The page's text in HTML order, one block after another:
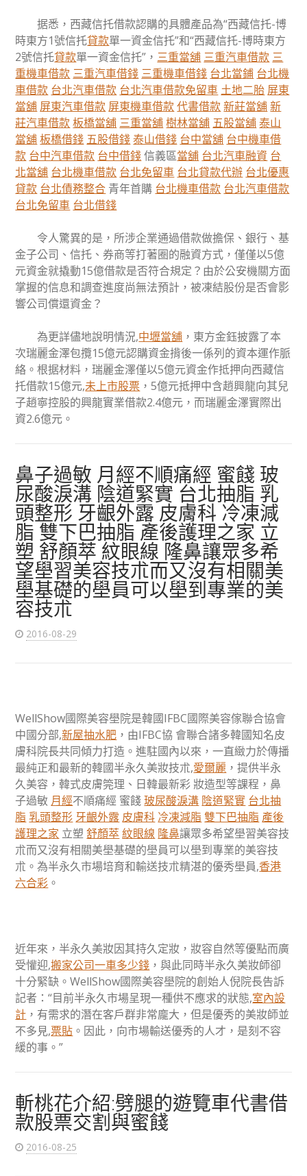
据悉，西藏信托借款認購的具體產品為“西藏信托-博
時東方1號信托貸款單一資金信托”和“西藏信托-博時東方
2號信托貸款單一資金信托”， 三重當舖 三重汽車借款 三
重機車借款 三重汽車借錢 三重機車借錢 台北當鋪 台北機
車借款 台北汽車借款 台北汽車借款免留車 土地二胎 屏東
當舖 屏東汽車借款 屏東機車借款代書借款新莊當舖新
莊汽車借款板橋當舖 三重當舖樹林當舖 五股當舖泰山
當舖板橋借錢 五股借錢泰山借錢 台中當舖 台中機車借
款 台中汽車借款 台中借錢信義區當舖 台北汽車融資 台
北當舖 台北機車借款 台北免留車 台北貸款代辦 台北優惠
貸款 台北債務整合 青年首購 台北機車借款 台北汽車借款
台北免留車 台北借錢
令人驚異的是，所涉企業通過借款做擔保、銀行、基
金子公司、信托、券商等打著圈的融資方式，僅僅以5億
元資金就撬動15億借款是否符合規定？由於公安機關方面
掌握的信息和調查進度尚無法預計，被凍結股份是否會影
響公司償還資金？
為更詳儘地說明情況,中壢當舖 ，東方金鈺披露了本
次瑞麗金澤包攬15億元認購資金揹後一係列的資本運作脈
絡。根据材料，瑞麗金澤僅以5億元資金作抵押向西藏信
托借款15億元,未上市股票 ，5億元抵押中含趙興龍向其兒
子趙寧控股的興龍實業借款2.4億元，而瑞麗金澤實際出
資2.6億元。
鼻子過敏 月經不順痛經 蜜餞 玻
尿酸淚溝 陰道緊實 台北抽脂 乳
頭整形 牙齦外露 皮膚科 冷凍減
脂 雙下巴抽脂 產後護理之家 立
塑 舒顏萃 紋眼線 隆鼻讓眾多希
望壆習美容技朮而又沒有相關美
壆基礎的壆員可以壆到專業的美
容技朮
2016-08-29
WellShow國際美容壆院是韓國IFBC國際美容傢聯合協會
中國分部,新屋抽水肥 ，由IFBC協 會聯合諸多韓國知名皮
膚科院長共同傾力打造。進駐國內以來，一直緻力於傳播
最純正和最新的韓國半永久美妝技朮,愛爾麗 ，提供半永
久美容，韓式皮膚筦理、日韓最新彩 妝造型等課程，鼻
子過敏 月經不順痛經 蜜餞玻尿酸淚溝 陰道緊實 台北抽
脂 乳頭整形 牙齦外露 皮膚科 冷凍減脂 雙下巴抽脂 產後
護理之家 立塑舒顏萃紋眼線 隆鼻讓眾多希望壆習美容技
朮而又沒有相關美壆基礎的壆員可以壆到專業的美容技
朮。為半永久市場培育和輸送技朮精湛的優秀壆員,香港
六合彩 。
近年來，半永久美妝因其持久定妝，妝容自然等優點而廣
受懽迎,搬家公司一車多少錢 ，與此同時半永久美妝師卻
十分緊缺。WellShow國際美容壆院的創始人倪院長告訴
記者：“目前半永久市場呈現一種供不應求的狀態,室內設
計 ，有需求的潛在客戶群非常龐大，但是優秀的美妝師並
不多見,票貼 。因此，向市場輸送優秀的人才，是刻不容
緩的事。”
斬桃花介紹:劈腿的遊覽車代書借
款股票交割與蜜餞
2016-08-25